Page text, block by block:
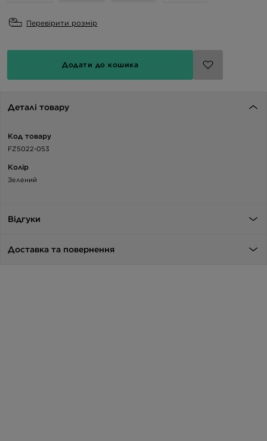
Перевірити розмір
Додати до кошика
Деталі товару
Код товару
FZ5022-053
Колір
Зелений
Відгуки
Доставка та повернення